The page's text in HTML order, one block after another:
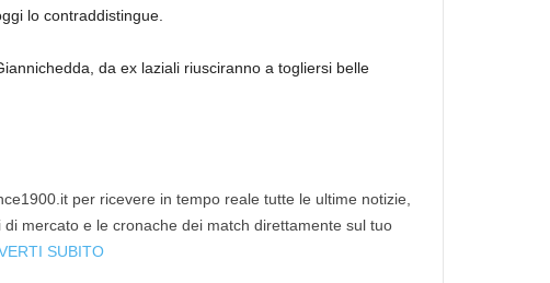
lo contraddistingue.
da ex laziali riusciranno a togliersi belle
per ricevere in tempo reale tutte le ultime notizie,
mercato e le cronache dei match direttamente sul tuo
SUBITO